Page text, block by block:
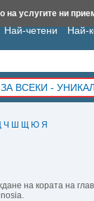
Ч Ш Щ Ю Я
на кората на
Най-четени Най-
ВСЕКИ -
на услугите ни